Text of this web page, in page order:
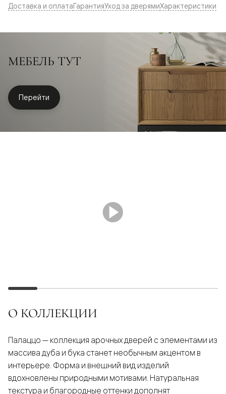
Доставка и оплатаГарантияУход за дверямиХарактеристики
МЕБЕЛЬ ТУТ
Перейти
О КОЛЛЕКЦИИ
Палаццо — коллекция арочных дверей с элементами из
массива дуба и бука станет необычным акцентом в
интерьере. Форма и внешний вид изделий
вдохновлены природными мотивами. Натуральная
текстура и благородные оттенки дополнят